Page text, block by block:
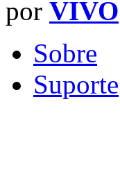
por VIVO
Sobre
Suporte